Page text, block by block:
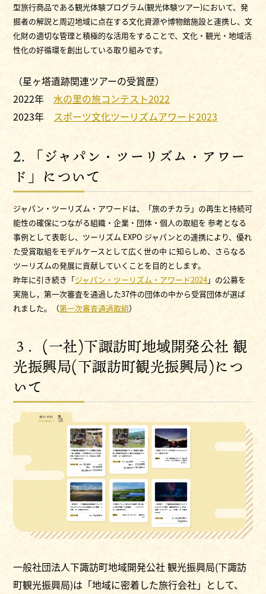
型旅行商品である観光体験プログラム(観光体験ツアー)において、発
掘者の解説と周辺地域に点在する文化資源や博物館施設と連携し、文
化財の適切な管理と積極的な活用をすることで、文化・観光・地域活
性化の好循環を創出している取り組みです。
（星ヶ塔遺跡関連ツアーの受賞歴）
2022年水の里の旅コンテスト2022
2023年 スポーツ文化ツーリズムアワード2023
2. 「ジャパン・ツーリズム・アワー
ド」について
ジャパン・ツーリズム・アワードは、「旅のチカラ」の再生と持続可
能性の確保につながる組織・企業・団体・個人の取組を 参考となる
事例として表彰し、ツーリズム EXPO ジャパンとの連携により、優れ
た受賞取組をモデルケースとして広く世の中 に知らしめ、さらなる
ツーリズムの発展に貢献していくことを目的とします。
昨年に引き続き「ジャパン・ツーリズム・アワード2024」の公募を
実施し，第一次審査を通過した37件の団体の中から受賞団体が選ば
れました。（第一次審査通過取組）
３．(一社)下諏訪町地域開発公社 観
光振興局(下諏訪町観光振興局)につ
いて
一般社団法人下諏訪町地域開発公社 観光振興局(下諏訪
町観光振興局)は「地域に密着した旅行会社」として、